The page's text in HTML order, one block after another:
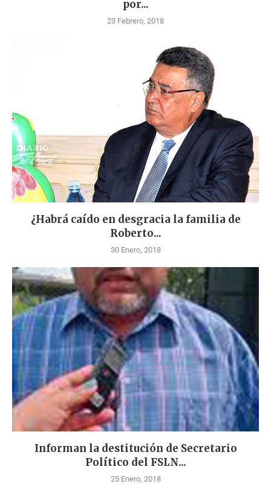
por...
23 Febrero, 2018
¿Habrá caído en desgracia la familia de
Roberto...
30 Enero, 2018
Informan la destitución de Secretario
Político del FSLN...
25 Enero, 2018